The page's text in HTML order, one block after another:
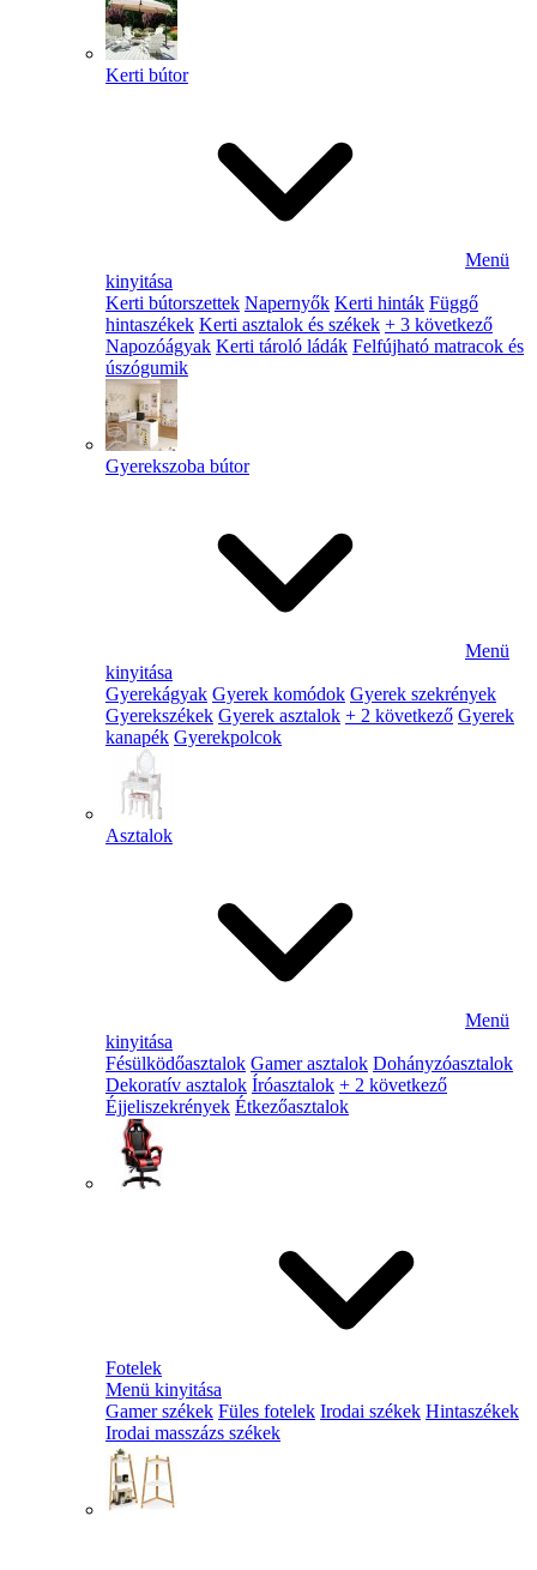
Kerti bútor
Menü
kinyitása
Kerti bútorszettek Napernyők Kerti hinták Függő
hintaszékek Kerti asztalok és székek + 3 következő
Napozóágyak Kerti tároló ládák Felfújható matracok és
úszógumik
Gyerekszoba bútor
Menü
kinyitása
Gyerekágyak Gyerek komódok Gyerek szekrények
Gyerekszékek Gyerek asztalok + 2 következő Gyerek
kanapék Gyerekpolcok
Asztalok
Menü
kinyitása
Fésülködőasztalok Gamer asztalok Dohányzóasztalok
Dekoratív asztalok Íróasztalok + 2 következő
Éjjeliszekrények Étkezőasztalok
Fotelek
Menü kinyitása
Gamer székek Füles fotelek Irodai székek Hintaszékek
Irodai masszázs székek